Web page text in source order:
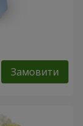
Замовити